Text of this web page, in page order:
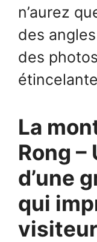
n’aurez
des
des
La
Rong –
d’une
qui